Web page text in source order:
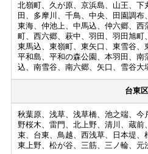
北嶺町、久が原、京浜島、山王、
田、多摩川、千鳥、中央、田園調布
東海、仲池上、中馬込、仲六郷、
町、西六郷、萩中、羽田、羽田旭町
東馬込、東嶺町、東矢口、東雪谷、
平和島、平和の森公園、本羽田、
込、南雪谷、南六郷、矢口、雪谷大
台東区
秋葉原、浅草、浅草橋、池之端、
野桜木、雷門、北上野、清川、蔵
束、台東、鳥越、西浅草、日本堤、
東上野、松が谷、三筋、三ノ輪、元